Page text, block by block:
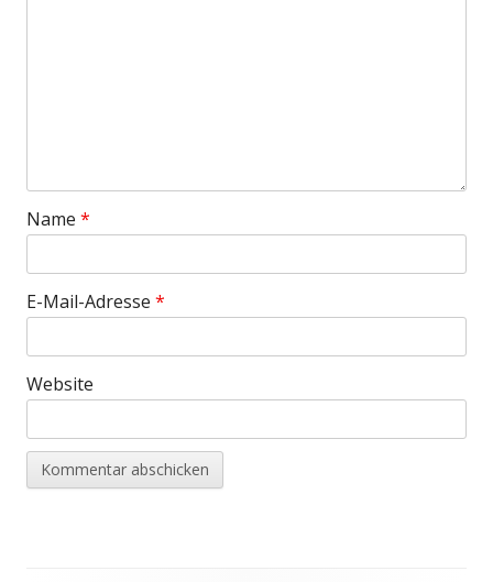
Name *
E-Mail-Adresse *
Website